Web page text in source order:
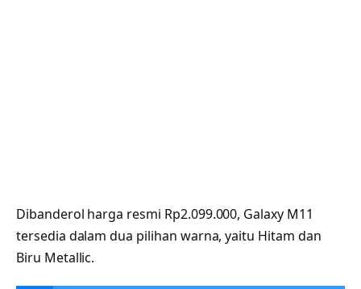
Dibanderol harga resmi Rp2.099.000, Galaxy M11
tersedia dalam dua pilihan warna, yaitu Hitam dan
Biru Metallic.